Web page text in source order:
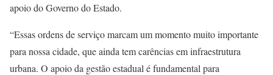
apoio do Governo do Estado.
“Essas ordens de serviço marcam um momento muito importante
para nossa cidade, que ainda tem carências em infraestrutura
urbana. O apoio da gestão estadual é fundamental para